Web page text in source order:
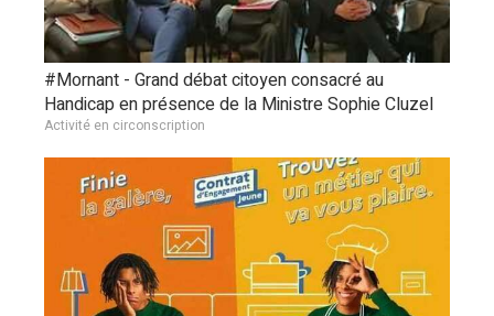
#Mornant - Grand débat citoyen consacré au
Handicap en présence de la Ministre Sophie Cluzel
Activité en circonscription